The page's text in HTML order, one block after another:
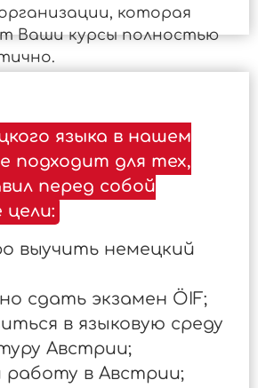
которая
Ваши курсы полностью
языка в нашем
подходит для тех,
перед собой
цели:
выучить немецкий
сдать экзамен ÖIF;
в языковую среду
Австрии;
в Австрии;